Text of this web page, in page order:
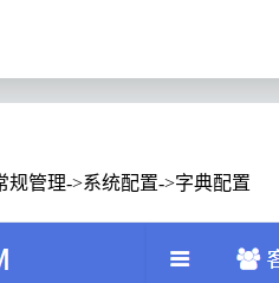
规管理->系统配置->字典配置